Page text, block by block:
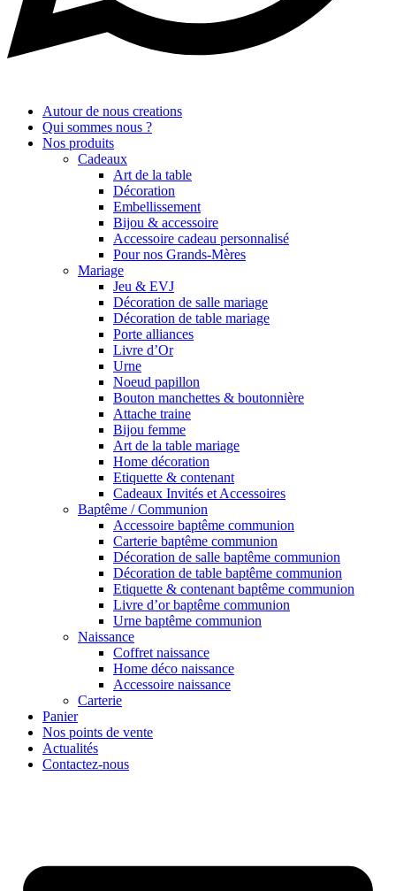
Autour de nous creations
Qui sommes nous ?
Nos produits
Cadeaux
Art de la table
Décoration
Embellissement
Bijou & accessoire
Accessoire cadeau personnalisé
Pour nos Grands-Mères
Mariage
Jeu & EVJ
Décoration de salle mariage
Décoration de table mariage
Porte alliances
Livre d’Or
Urne
Noeud papillon
Bouton manchettes & boutonnière
Attache traine
Bijou femme
Art de la table mariage
Home décoration
Etiquette & contenant
Cadeaux Invités et Accessoires
Baptême / Communion
Accessoire baptême communion
Carterie baptême communion
Décoration de salle baptême communion
Décoration de table baptême communion
Etiquette & contenant baptême communion
Livre d’or baptême communion
Urne baptême communion
Naissance
Coffret naissance
Home déco naissance
Accessoire naissance
Carterie
Panier
Nos points de vente
Actualités
Contactez-nous